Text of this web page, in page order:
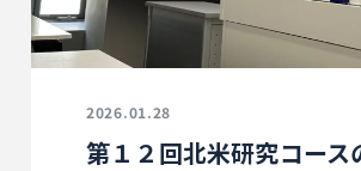
2026.01.28
第１２回北米研究コース